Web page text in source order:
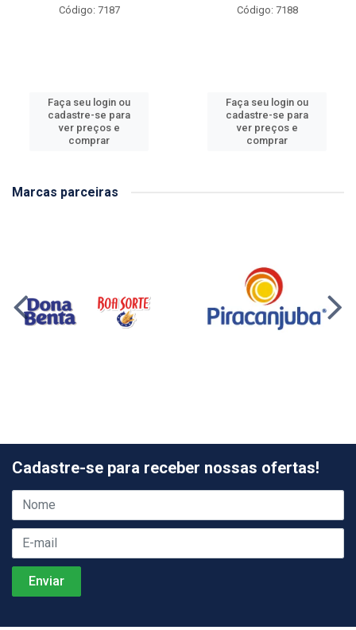
Código: 7187
Faça seu login ou
cadastre-se para
ver preços e
comprar
Código: 7188
Faça seu login ou
cadastre-se para
ver preços e
comprar
Marcas parceiras
Cadastre-se para receber nossas ofertas!